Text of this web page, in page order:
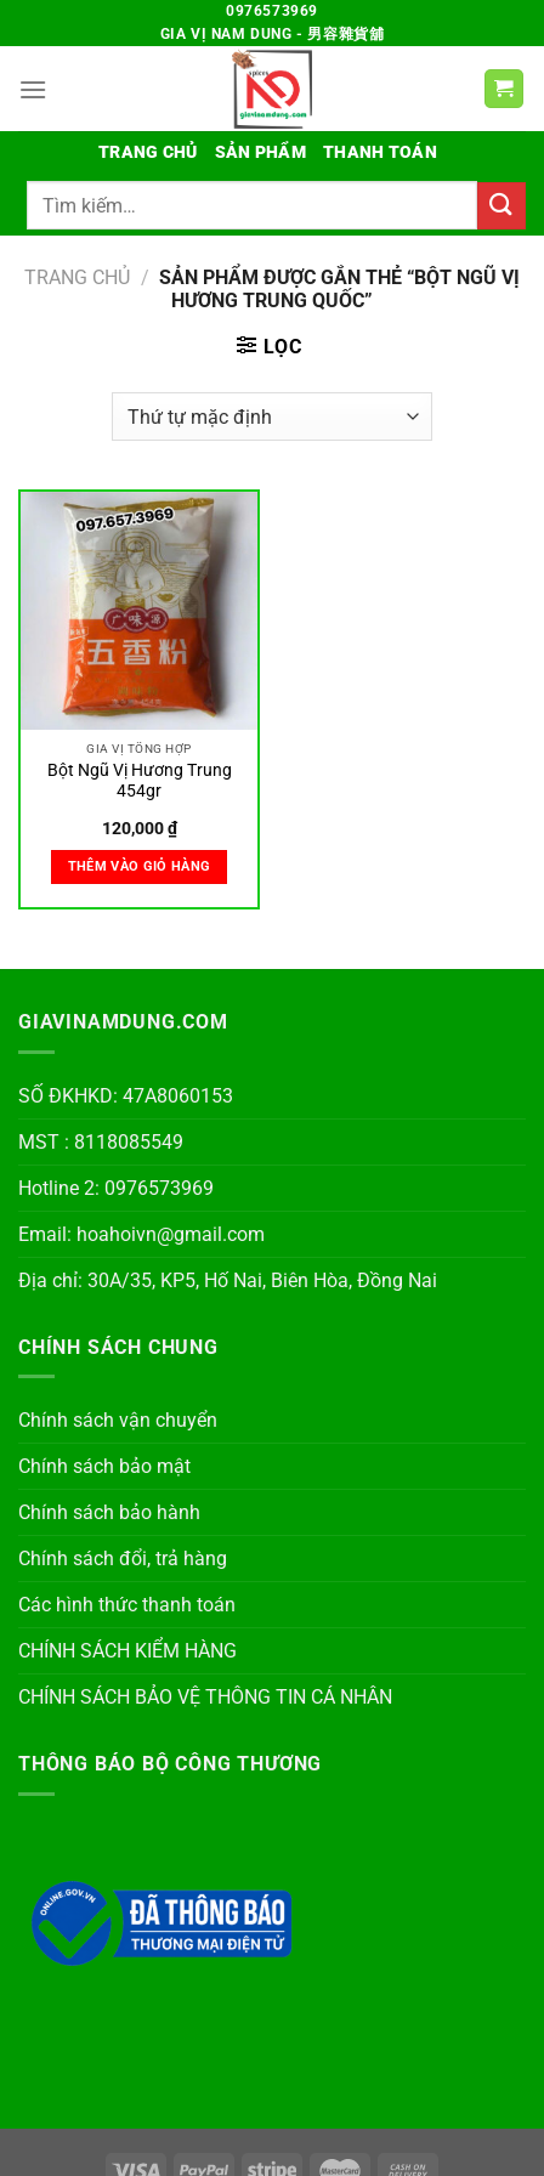
đến
dung
0976573969
GIA VỊ NAM DUNG - 男容雜貨舖
TRANG CHỦ SẢN PHẨM
THANH TOÁN
Tìm
TRANG CHỦ / SẢN PHẨM ĐƯỢC GẮN THẺ “BỘT NGŨ VỊ
HƯƠNG TRUNG QUỐC”
LỌC
GIA VỊ TỔNG HỢP
Bột Ngũ Vị Hương Trung
454gr
120,000₫
THÊM VÀO GIỎ HÀNG
GIAVINAMDUNG.COM
SỐ ĐKHKD: 47A8060153
MST : 8118085549
Hotline 2: 0976573969
Email: hoahoivn@gmail.com
Địa chỉ: 30A/35, KP5, Hố Nai, Biên Hòa, Đồng Nai
CHÍNH SÁCH CHUNG
Chính sách vận chuyển
Chính sách bảo mật
Chính sách bảo hành
Chính sách đổi, trả hàng
Các hình thức thanh toán
CHÍNH SÁCH KIỂM HÀNG
CHÍNH SÁCH BẢO VỆ THÔNG TIN CÁ NHÂN
THÔNG BÁO BỘ CÔNG THƯƠNG